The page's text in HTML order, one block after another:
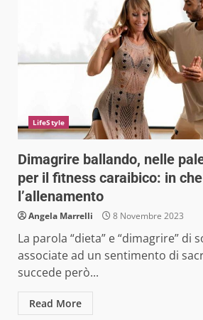
LifeStyle
Dimagrire ballando, nelle
per il fitness caraibico: in
l’allenamento
Angela Marrelli 8 Novembre 2023
La parola “dieta” e “dimagrire” di
associate ad un sentimento di
succede però...
Read More